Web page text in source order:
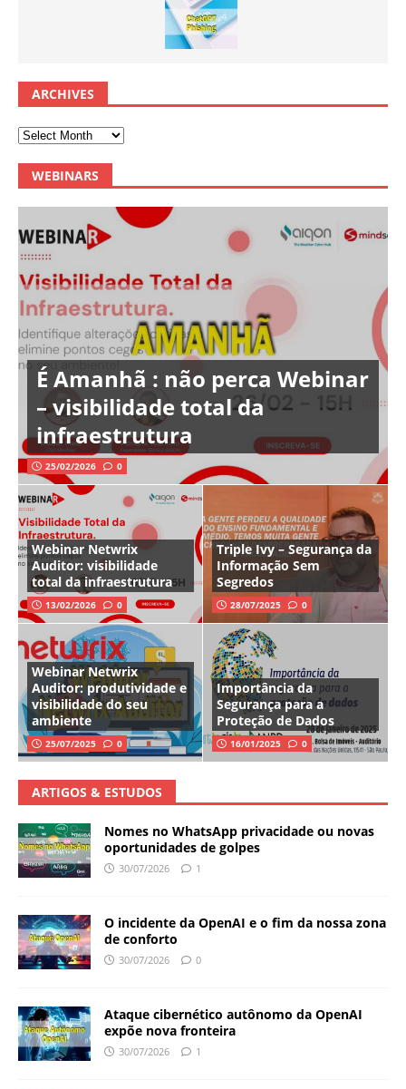
ARCHIVES
WEBINARS
É Amanhã : não perca Webinar
– visibilidade total da
infraestrutura
25/02/2026 0
Webinar Netwrix
Auditor: visibilidade
total da infraestrutura
13/02/2026 0
Triple Ivy – Segurança da
Informação Sem
Segredos
28/07/2025 0
Webinar Netwrix
Auditor: produtividade e
visibilidade do seu
ambiente
25/07/2025 0
Importância da
Segurança para a
Proteção de Dados
16/01/2025 0
ARTIGOS & ESTUDOS
Nomes no WhatsApp privacidade ou novas
oportunidades de golpes
30/07/2026 1
O incidente da OpenAI e o fim da nossa zona
de conforto
30/07/2026 0
Ataque cibernético autônomo da OpenAI
expõe nova fronteira
30/07/2026 1